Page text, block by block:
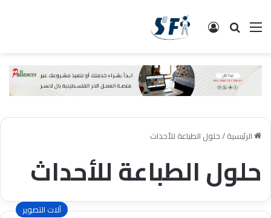
القائمة البحث تسجيل الدخول
الرئيسية/حلول الطباعة للأحداث
حلول الطباعة للأحداث
آلات التصوير